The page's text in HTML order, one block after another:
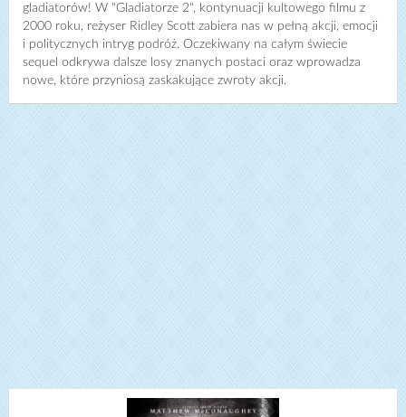
gladiatorów! W "Gladiatorze 2", kontynuacji kultowego filmu z
2000 roku, reżyser Ridley Scott zabiera nas w pełną akcji, emocji
i politycznych intryg podróż. Oczekiwany na całym świecie
sequel odkrywa dalsze losy znanych postaci oraz wprowadza
nowe, które przyniosą zaskakujące zwroty akcji.